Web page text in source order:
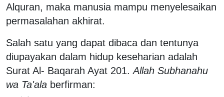
Alquran, maka manusia mampu menyelesaikan
permasalahan akhirat.
Salah satu yang dapat dibaca dan tentunya
diupayakan dalam hidup keseharian adalah
Surat Al- Baqarah Ayat 201.Allah Subhanahu
wa Ta'ala berfirman: